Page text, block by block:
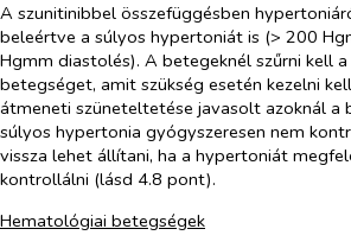
A szunitinibbel összefüggésben
beleértve a súlyos hypertoniát is (> 200
Hgmm diastolés). A betegeknél szűrni kell
betegséget, amit szükség esetén kezelni
átmeneti szüneteltetése javasolt azoknál a
súlyos hypertonia gyógyszeresen nem
vissza lehet állítani, ha a hypertoniát
kontrollálni (lásd 4.8 pont).
Hematológiai betegségek